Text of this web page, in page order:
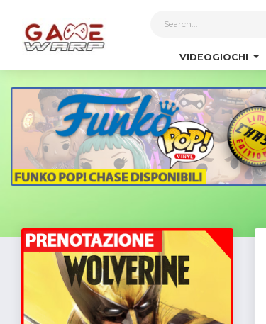
VIDEOGIOCHI